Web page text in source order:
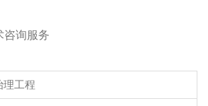
咨询服务
理工程